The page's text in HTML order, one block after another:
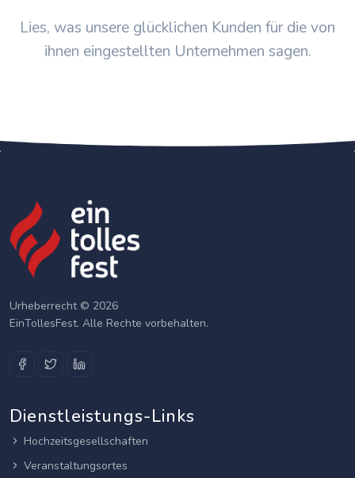
Lies, was unsere glücklichen Kunden für die von
ihnen eingestellten Unternehmen sagen.
Urheberrecht © 2026
EinTollesFest. Alle Rechte vorbehalten.
Dienstleistungs-Links
Hochzeitsgesellschaften
Veranstaltungsortes